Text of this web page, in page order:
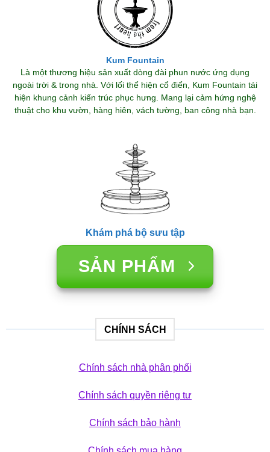
Kum Fountain
Là một thương hiệu sản xuất dòng đài phun nước ứng dụng
ngoài trời & trong nhà. Với lối thể hiện cổ điển, Kum Fountain tái
hiện khung cảnh kiến trúc phục hưng. Mang lại cảm hứng nghệ
thuật cho khu vườn, hàng hiên, vách tường, ban công nhà bạn.
Khám phá bộ sưu tập
SẢN PHẨM
CHÍNH SÁCH
Chính sách nhà phân phối
Chính sách quyền riêng tư
Chính sách bảo hành